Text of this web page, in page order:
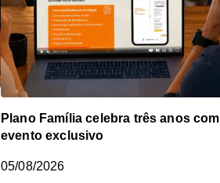
Plano Família celebra três anos com
evento exclusivo
05/08/2026